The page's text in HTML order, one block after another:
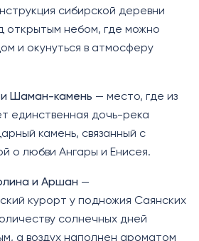
сибирской деревни
открытым небом, где можно
и окунуться в атмосферу
и Шаман-камень — место, где из
единственная дочь-река
камень, связанный с
о любви Ангары и Енисея.
и Аршан —
курорт у подножия Саянских
солнечных дней
а воздух наполнен ароматом